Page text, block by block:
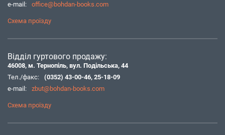
e-mail:
office@bohdan-books.com
Схема проїзду
Відділ гуртового продажу:
46008, м. Тернопіль, вул. Подільська, 44
Тел./факс:
(0352) 43-00-46, 25-18-09
e-mail:
zbut@bohdan-books.com
Схема проїзду